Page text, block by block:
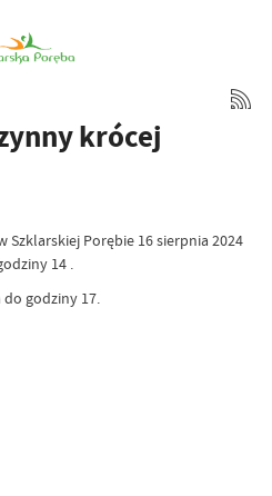
krócej
Szklarskiej Porębie 16 sierpnia 2024
14 .
godziny 17.